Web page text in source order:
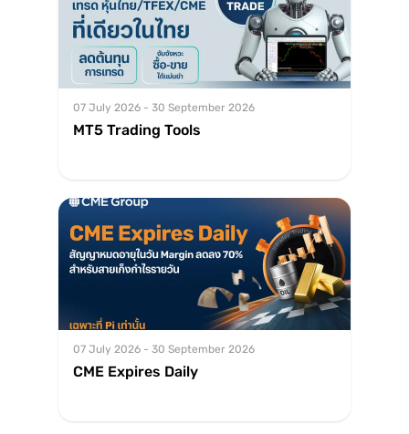
07 July 2026 - 30 September 2026
MT5 Trading Tools
07 July 2026 - 30 September 2026
CME Expires Daily